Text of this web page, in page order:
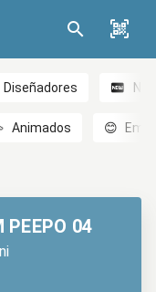
Diseñadores
Animados 😊
PEEPO 04